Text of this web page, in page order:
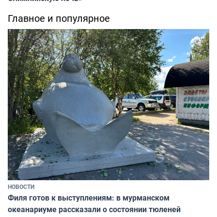
Главное и популярное
НОВОСТИ
Филя готов к выступлениям: в мурманском
океанариуме рассказали о состоянии тюленей